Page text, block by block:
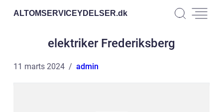
ALTOMSERVICEYDELSER.dk
elektriker Frederiksberg
11 marts 2024 admin